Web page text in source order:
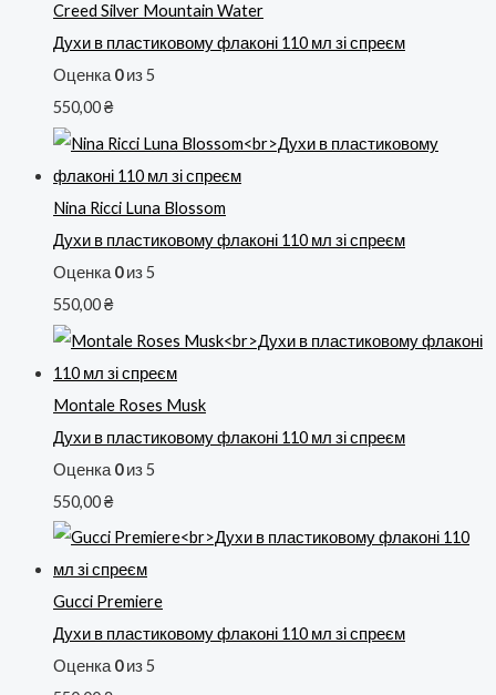
Creed Silver Mountain Water
Духи в пластиковому флаконі 110 мл зі спреєм
Оценка0из 5
550,00₴
Nina Ricci Luna Blossom
Духи в пластиковому флаконі 110 мл зі спреєм
Оценка 0из 5
550,00₴
Montale Roses Musk
Духи в пластиковому флаконі 110 мл зі спреєм
Оценка 0из 5
550,00₴
Gucci Premiere
Духи в пластиковому флаконі 110 мл зі спреєм
Оценка0из 5